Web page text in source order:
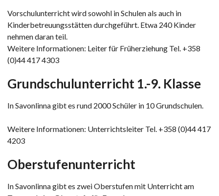
Vorschulunterricht wird sowohl in Schulen als auch in
Kinderbetreuungsstätten durchgeführt. Etwa 240 Kinder
nehmen daran teil.
Weitere Informationen: Leiter für Früherziehung Tel. +358
(0)44 417 4303
Grundschulunterricht 1.-9. Klasse
In Savonlinna gibt es rund 2000 Schüler in 10 Grundschulen.
Weitere Informationen: Unterrichtsleiter Tel. +358 (0)44 417
4203
Oberstufenunterricht
In Savonlinna gibt es zwei Oberstufen mit Unterricht am